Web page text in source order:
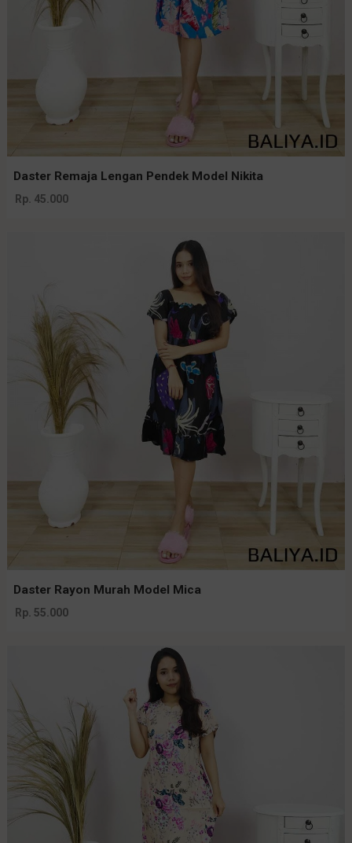
Daster Remaja Lengan Pendek Model Nikita
Rp. 45.000
Daster Rayon Murah Model Mica
Rp. 55.000